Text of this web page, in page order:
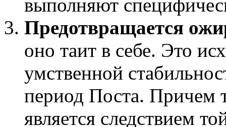
выполняют
Предотвращается
оно таит в себе. Это
умственной
период Поста. Причем
является следствием